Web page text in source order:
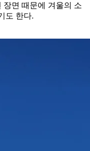
장면 때문에 겨울의 소
도 한다.